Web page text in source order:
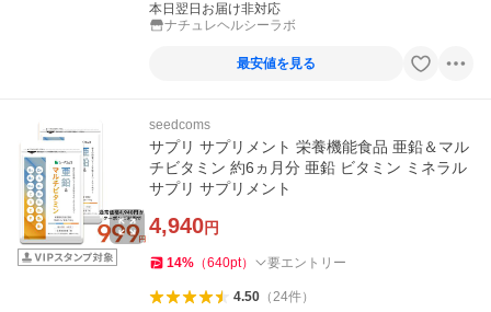
本日翌日お届け非対応
ナチュレヘルシーラボ
最安値を見る
seedcoms
サプリ サプリメント 栄養機能食品 亜鉛＆マル
チビタミン 約6ヵ月分 亜鉛 ビタミン ミネラル
サプリ サプリメント
4,940円
14% （640pt） 要エントリー
4.50（24件）